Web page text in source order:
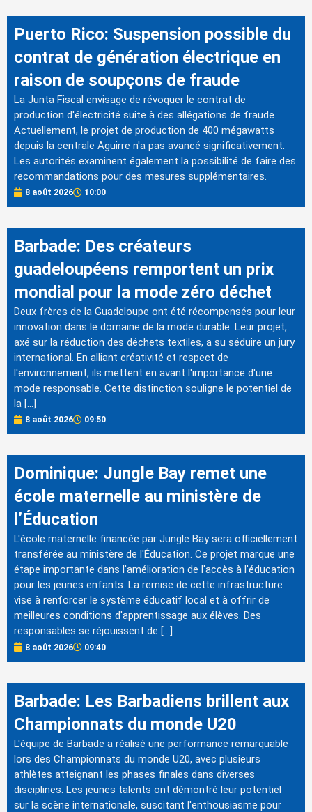
Puerto Rico: Suspension possible du
contrat de génération électrique en
raison de soupçons de fraude
La Junta Fiscal envisage de révoquer le contrat de
production d'électricité suite à des allégations de fraude.
Actuellement, le projet de production de 400 mégawatts
depuis la centrale Aguirre n'a pas avancé significativement.
Les autorités examinent également la possibilité de faire des
recommandations pour des mesures supplémentaires.
8 août 2026 10:00
Barbade: Des créateurs
guadeloupéens remportent un prix
mondial pour la mode zéro déchet
Deux frères de la Guadeloupe ont été récompensés pour leur
innovation dans le domaine de la mode durable. Leur projet,
axé sur la réduction des déchets textiles, a su séduire un jury
international. En alliant créativité et respect de
l'environnement, ils mettent en avant l'importance d'une
mode responsable. Cette distinction souligne le potentiel de
la […]
8 août 2026 09:50
Dominique: Jungle Bay remet une
école maternelle au ministère de
l’Éducation
L'école maternelle financée par Jungle Bay sera officiellement
transférée au ministère de l'Éducation. Ce projet marque une
étape importante dans l'amélioration de l'accès à l'éducation
pour les jeunes enfants. La remise de cette infrastructure
vise à renforcer le système éducatif local et à offrir de
meilleures conditions d'apprentissage aux élèves. Des
responsables se réjouissent de […]
8 août 2026 09:40
Barbade: Les Barbadiens brillent aux
Championnats du monde U20
L'équipe de Barbade a réalisé une performance remarquable
lors des Championnats du monde U20, avec plusieurs
athlètes atteignant les phases finales dans diverses
disciplines. Les jeunes talents ont démontré leur potentiel
sur la scène internationale, suscitant l'enthousiasme pour